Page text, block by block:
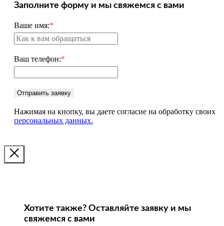
Заполните форму и мы свяжемся с вами
Ваше имя:*
Ваш телефон:*
Отправить заявку
Нажимая на кнопку, вы даете согласие на обработку своих
персональных данных.
Хотите также? Оставляйте заявку и мы
свяжемся с вами